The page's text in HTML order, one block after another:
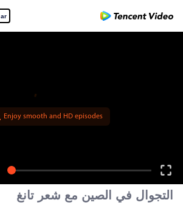
ar
Enjoy smooth and HD episodes
التجوال في الصين مع شعر تانغ